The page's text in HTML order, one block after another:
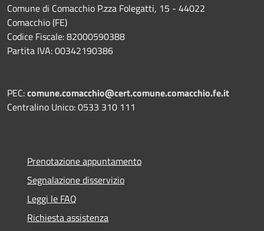
Comune di Comacchio P.zza Folegatti, 15 - 44022
Comacchio (FE)
Codice Fiscale: 82000590388
Partita IVA: 00342190386
PEC:comune.comacchio@cert.comune.comacchio.fe.it
Centralino Unico: 0533 310 111
Prenotazione appuntamento
Segnalazione disservizio
Leggi le FAQ
Richiesta assistenza